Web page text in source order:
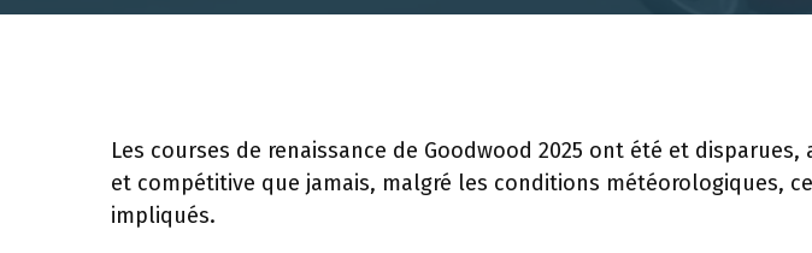
Les courses de renaissance de Goodwood 2025 ont été et
et compétitive que jamais, malgré les conditions météorologiques,
impliqués.